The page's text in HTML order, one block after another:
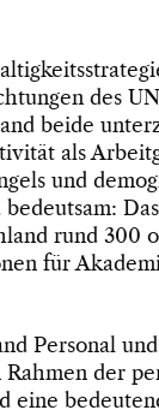
des
beide
als
und
rund 300
für
Personal
der
eine